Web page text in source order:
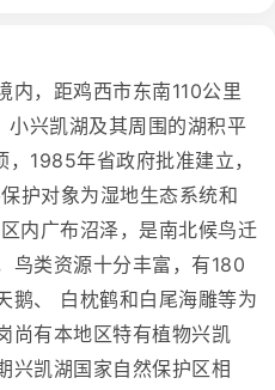
内，距鸡西市东南110公里
兴凯湖及其周围的湖积平
1985年省政府批准建立，
护对象为湿地生态系统和
内广布沼泽，是南北候鸟迁
鸟类资源十分丰富，有180
鹅、 白枕鹤和白尾海雕等为
尚有本地区特有植物兴凯
兴凯湖国家自然保护区相